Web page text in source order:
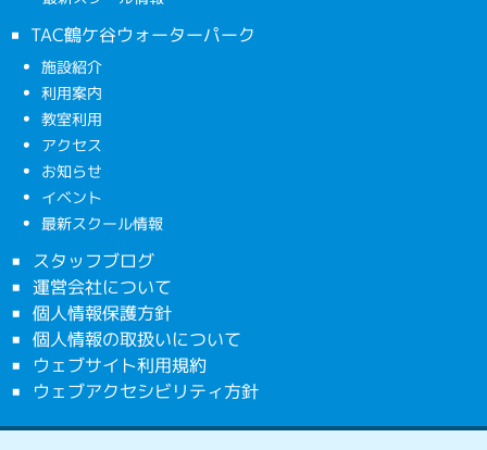
TAC鶴ケ谷ウォーターパーク
施設紹介
利用案内
教室利用
アクセス
お知らせ
イベント
最新スクール情報
スタッフブログ
運営会社について
個人情報保護方針
個人情報の取扱いについて
ウェブサイト利用規約
ウェブアクセシビリティ方針